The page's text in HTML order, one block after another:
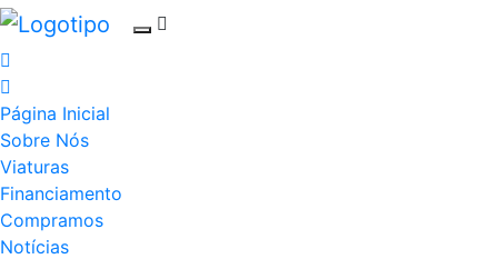
Página Inicial
Sobre Nós
Viaturas
Financiamento
Compramos
Notícias